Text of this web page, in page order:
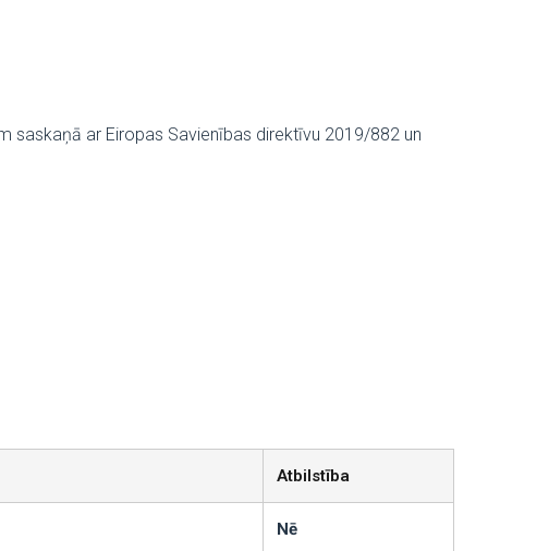
saskaņā ar Eiropas Savienības direktīvu 2019/882 un
Atbilstība
Nē